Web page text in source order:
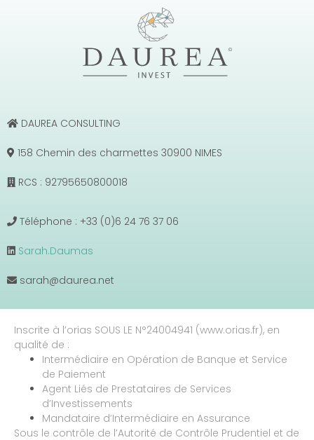
DAUREA CONSULTING
158 Chemin des charmettes 30900 NIMES
RCS : 92795650800018
Téléphone : +33 (0)6 24 76 37 06
Sarah.Daumas
sarah@daurea.net
Inscrite à l’orias SOUS LE N°24004941 (www.orias.fr), en
qualité de :
Intermédiaire en Opération de Banque et Service
de Paiement
Agent Liés de Prestataires de Services
d’Investissements
Mandataire d’Intermédiaire en Assurance
Sous le contrôle de l’Autorité de Contrôle Prudentiel et de